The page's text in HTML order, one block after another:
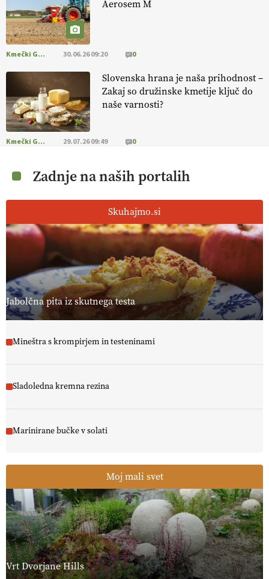
Aerosem M
Kmečki Glas 30.06.26 09:20 0
Slovenska hrana je naša prihodnost –
Zakaj so družinske kmetije ključ do
naše varnosti?
Kmečki Glas 29.07.26 09:49 0
Zadnje na naših portalih
Skuhajmo.si
Jabolčna pita iz skutnega testa
Mineštra s krompirjem in testeninami
Sladoledna kremna rezina
Marinirane bučke v solati
Moj mali svet
Vrt Dvorjane Hills